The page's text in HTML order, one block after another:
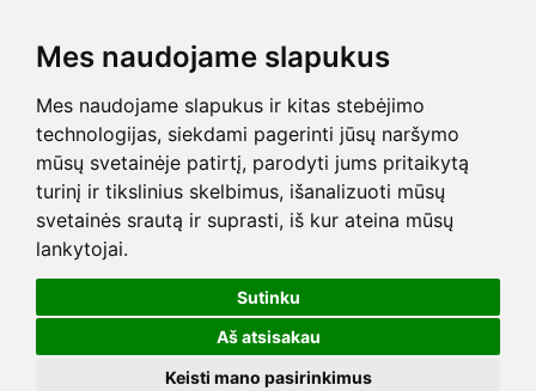
Mes naudojame slapukus
Mes naudojame slapukus ir kitas stebėjimo
technologijas, siekdami pagerinti jūsų naršymo
mūsų svetainėje patirtį, parodyti jums pritaikytą
turinį ir tikslinius skelbimus, išanalizuoti mūsų
svetainės srautą ir suprasti, iš kur ateina mūsų
lankytojai.
Sutinku
Aš atsisakau
Keisti mano pasirinkimus